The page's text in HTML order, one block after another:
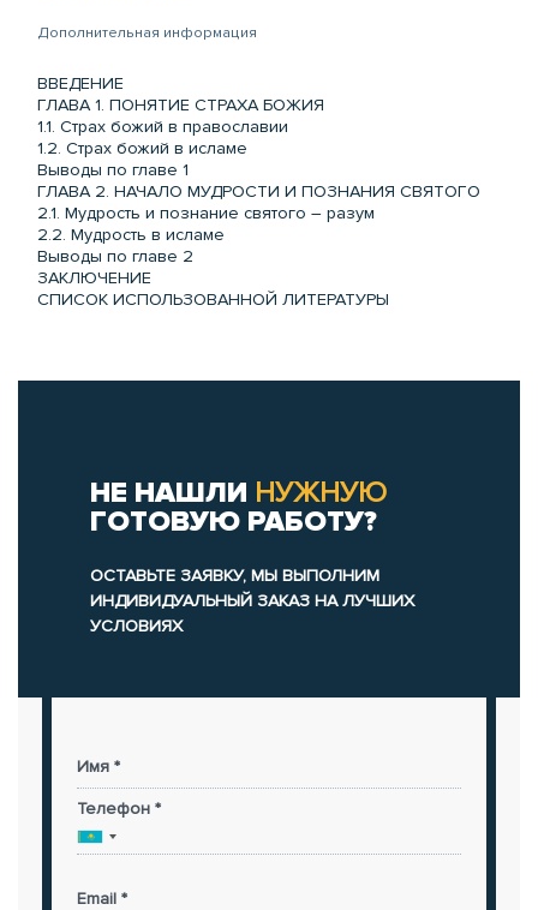
Дополнительная информация
ВВЕДЕНИЕ
ГЛАВА 1. ПОНЯТИЕ СТРАХА БОЖИЯ
1.1. Страх божий в православии
1.2. Страх божий в исламе
Выводы по главе 1
ГЛАВА 2. НАЧАЛО МУДРОСТИ И ПОЗНАНИЯ СВЯТОГО
2.1. Мудрость и познание святого – разум
2.2. Мудрость в исламе
Выводы по главе 2
ЗАКЛЮЧЕНИЕ
СПИСОК ИСПОЛЬЗОВАННОЙ ЛИТЕРАТУРЫ
НЕ НАШЛИ НУЖНУЮ
ГОТОВУЮ РАБОТУ?
ОСТАВЬТЕ ЗАЯВКУ, МЫ ВЫПОЛНИМ
ИНДИВИДУАЛЬНЫЙ ЗАКАЗ НА ЛУЧШИХ
УСЛОВИЯХ
Имя *
Телефон *
Email *